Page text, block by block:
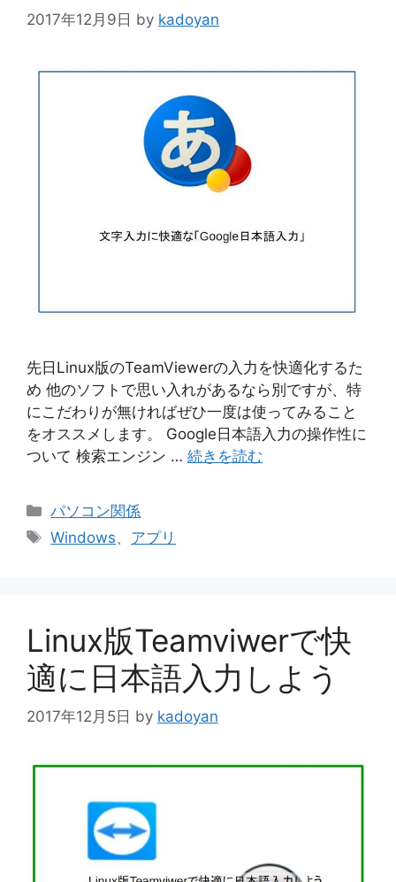
2017年12月9日 by kadoyan
先日Linux版のTeamViewerの入力を快適化するた
め 他のソフトで思い入れがあるなら別ですが、特
にこだわりが無ければぜひ一度は使ってみること
をオススメします。 Google日本語入力の操作性に
ついて 検索エンジン … 続きを読む
カ
テ
パソコン関係
タ
Windows、 アプリ
Linux版Teamviwerで快
適に日本語入力しよう
2017年12月5日 by kadoyan